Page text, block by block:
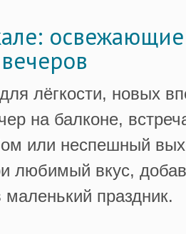
лёгкости, новых
на балконе,
или неспешный
любимый вкус,
маленький праздник.